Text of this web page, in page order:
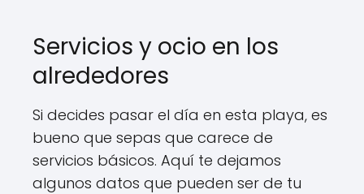
Servicios y ocio en los
alrededores
Si decides pasar el día en esta playa, es
bueno que sepas que carece de
servicios básicos. Aquí te dejamos
algunos datos que pueden ser de tu